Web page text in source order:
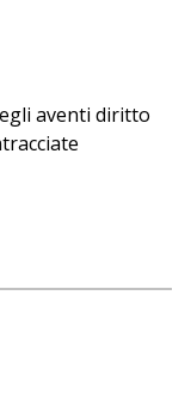
aventi diritto